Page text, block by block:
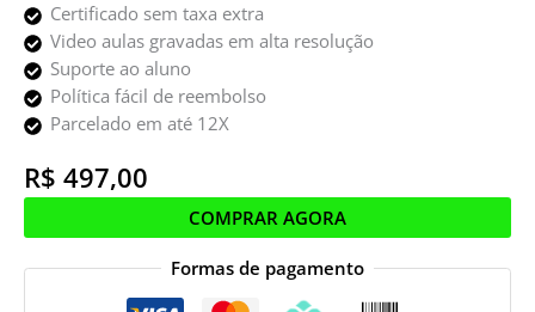
Certificado sem taxa extra
Video aulas gravadas em alta resolução
Suporte ao aluno
Política fácil de reembolso
Parcelado em até 12X
R$ 497,00
COMPRAR AGORA
Formas de pagamento